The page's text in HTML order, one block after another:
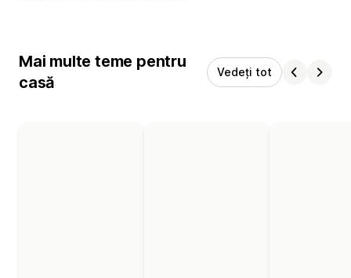
Mai multe teme pentru
casă
Vedeți tot